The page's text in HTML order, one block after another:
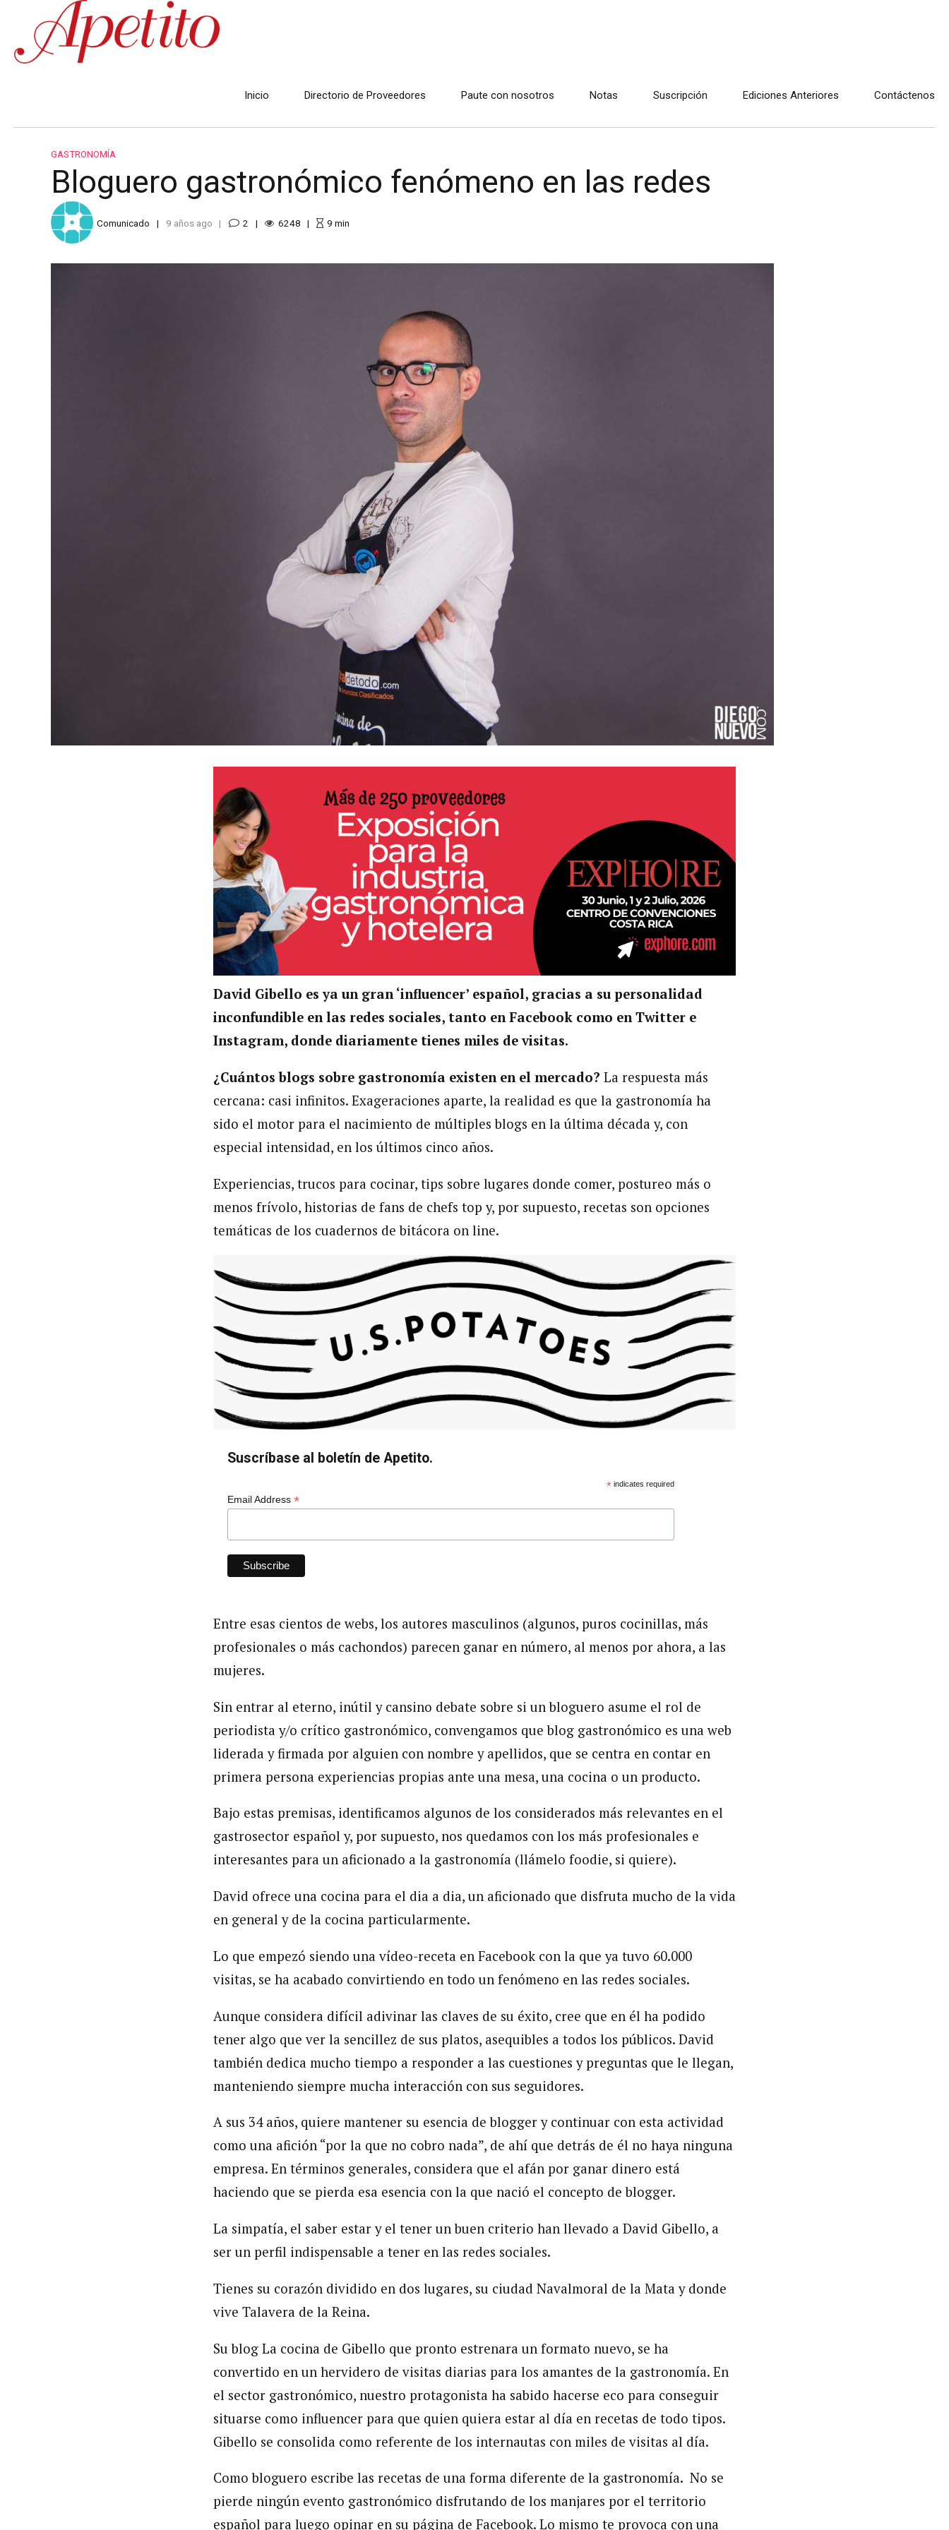
Inicio Directorio de Proveedores Paute con nosotros Notas Suscripción Ediciones Anteriores Contáctenos
GASTRONOMÍA
Bloguero gastronómico fenómeno en las redes
Comunicado 9 años ago 2 6248 9 min
David Gibello es ya un gran ‘influencer’ español, gracias a su personalidad
inconfundible en las redes sociales, tanto en Facebook como en Twitter e
Instagram, donde diariamente tienes miles de visitas.
¿Cuántos blogs sobre gastronomía existen en el mercado? La respuesta más
cercana: casi infinitos. Exageraciones aparte, la realidad es que la gastronomía ha
sido el motor para el nacimiento de múltiples blogs en la última década y, con
especial intensidad, en los últimos cinco años.
Experiencias, trucos para cocinar, tips sobre lugares donde comer, postureo más o
menos frívolo, historias de fans de chefs top y, por supuesto, recetas son opciones
temáticas de los cuadernos de bitácora on line.
Suscríbase al boletín de Apetito.
*indicates required
Email Address *
Entre esas cientos de webs, los autores masculinos (algunos, puros cocinillas, más
profesionales o más cachondos) parecen ganar en número, al menos por ahora, a las
mujeres.
Sin entrar al eterno, inútil y cansino debate sobre si un bloguero asume el rol de
periodista y/o crítico gastronómico, convengamos que blog gastronómico es una web
liderada y firmada por alguien con nombre y apellidos, que se centra en contar en
primera persona experiencias propias ante una mesa, una cocina o un producto.
Bajo estas premisas, identificamos algunos de los considerados más relevantes en el
gastrosector español y, por supuesto, nos quedamos con los más profesionales e
interesantes para un aficionado a la gastronomía (llámelo foodie, si quiere).
David ofrece una cocina para el dia a dia, un aficionado que disfruta mucho de la vida
en general y de la cocina particularmente.
Lo que empezó siendo una vídeo-receta en Facebook con la que ya tuvo 60.000
visitas, se ha acabado convirtiendo en todo un fenómeno en las redes sociales.
Aunque considera difícil adivinar las claves de su éxito, cree que en él ha podido
tener algo que ver la sencillez de sus platos, asequibles a todos los públicos. David
también dedica mucho tiempo a responder a las cuestiones y preguntas que le llegan,
manteniendo siempre mucha interacción con sus seguidores.
A sus 34 años, quiere mantener su esencia de blogger y continuar con esta actividad
como una afición “por la que no cobro nada”, de ahí que detrás de él no haya ninguna
empresa. En términos generales, considera que el afán por ganar dinero está
haciendo que se pierda esa esencia con la que nació el concepto de blogger.
La simpatía, el saber estar y el tener un buen criterio han llevado a David Gibello, a
ser un perfil indispensable a tener en las redes sociales.
Tienes su corazón dividido en dos lugares, su ciudad Navalmoral de la Mata y donde
vive Talavera de la Reina.
Su blog La cocina de Gibello que pronto estrenara un formato nuevo, se ha
convertido en un hervidero de visitas diarias para los amantes de la gastronomía. En
el sector gastronómico, nuestro protagonista ha sabido hacerse eco para conseguir
situarse como influencer para que quien quiera estar al día en recetas de todo tipos.
Gibello se consolida como referente de los internautas con miles de visitas al día.
Como bloguero escribe las recetas de una forma diferente de la gastronomía. No se
pierde ningún evento gastronómico disfrutando de los manjares por el territorio
español para luego opinar en su página de Facebook. Lo mismo te provoca con una